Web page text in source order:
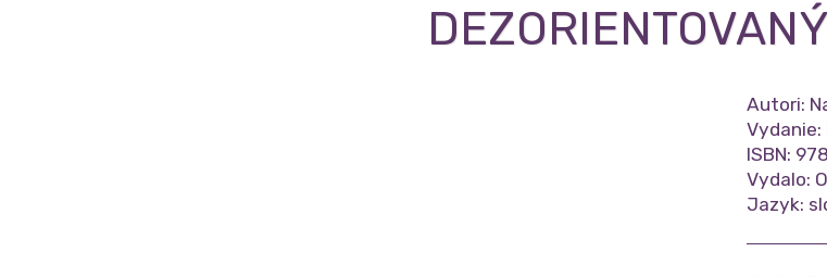
Autori:
Vydanie:
ISBN:
Vydalo:
Jazyk: